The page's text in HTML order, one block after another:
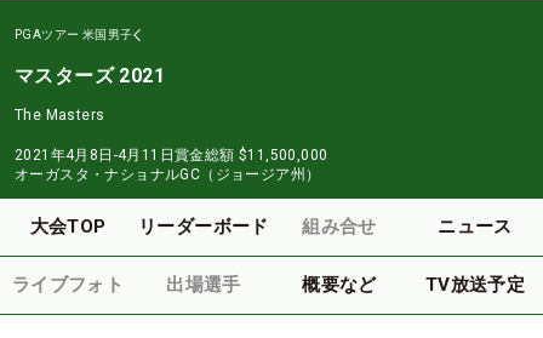
PGAツアー 米国男子
マスターズ 2021
The Masters
2021年4月8日-4月11日賞金総額 $11,500,000
オーガスタ・ナショナルGC（ジョージア州）
大会TOP リーダーボード 組み合せ ニュース
ライブフォト 出場選手 概要など TV放送予定